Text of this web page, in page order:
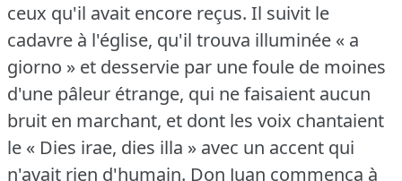
ceux qu'il avait encore reçus. Il suivit le
cadavre à l'église, qu'il trouva illuminée « a
giorno » et desservie par une foule de moines
d'une pâleur étrange, qui ne faisaient aucun
bruit en marchant, et dont les voix chantaient
le « Dies irae, dies illa » avec un accent qui
n'avait rien d'humain. Don Juan commença à